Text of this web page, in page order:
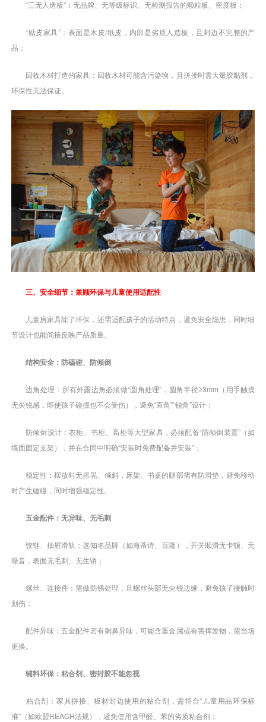
“三无人造板”：无品牌、无等级标识、无检测报告的颗粒板、密度板；
“贴皮家具”：表面是木皮/纸皮，内部是劣质人造板，且封边不完整的产
品；
回收木材打造的家具：回收木材可能含污染物，且拼接时需大量胶黏剂，
环保性无法保证。
三、安全细节：兼顾环保与儿童使用适配性
儿童房家具除了环保，还需适配孩子的活动特点，避免安全隐患，同时细
节设计也能间接反映产品质量。
结构安全：防磕碰、防倾倒
边角处理：所有外露边角必须做“圆角处理”，圆角半径≥3mm（用手触摸
无尖锐感，即使孩子碰撞也不会受伤），避免“直角”“锐角”设计；
防倾倒设计：衣柜、书柜、高柜等大型家具，必须配备“防倾倒装置”（如
墙面固定支架），并在合同中明确“安装时免费配备并安装”；
稳定性：摆放时无摇晃、倾斜，床架、书桌的腿部需有防滑垫，避免移动
时产生磕碰，同时增强稳定性。
五金配件：无异味、无毛刺
铰链、抽屉滑轨：选知名品牌（如海蒂诗、百隆），开关顺滑无卡顿、无
噪音，表面无毛刺、无生锈；
螺丝、连接件：需做防锈处理，且螺丝头部无尖锐边缘，避免孩子接触时
划伤；
配件异味：五金配件若有刺鼻异味，可能含重金属或有害挥发物，需当场
更换。
辅料环保：粘合剂、密封胶不能忽视
粘合剂：家具拼接、板材封边使用的粘合剂，需符合“儿童用品环保标
准”（如欧盟REACH法规），避免使用含甲醛、苯的劣质粘合剂；